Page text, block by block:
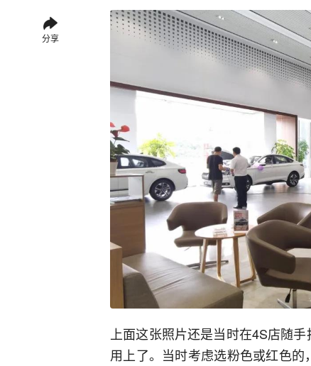
分享
上面这张照片还是当时在4S店随
用上了。当时考虑选粉色或红色